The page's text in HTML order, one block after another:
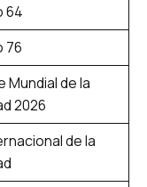
64
76
Mundial de la
2026
de la